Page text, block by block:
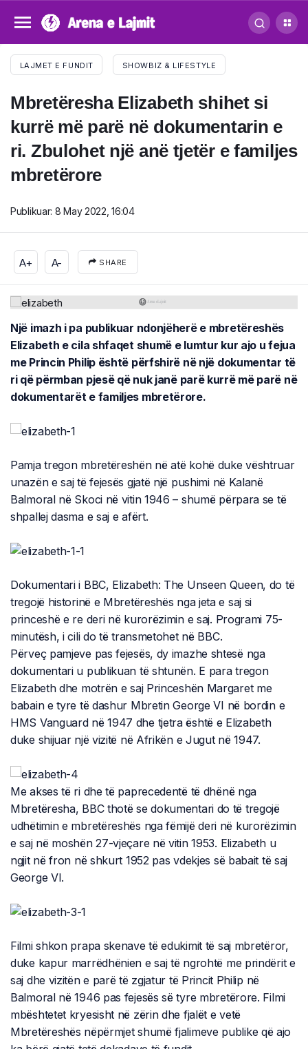
LAJMET E FUNDIT SHOWBIZ & LIFESTYLE
Mbretëresha Elizabeth shihet si
kurrë më parë në dokumentarin e
ri. Zbulohet një anë tjetër e familjes
mbretërore
Publikuar: 8 May 2022, 16:04
A+ A- SHARE
Një imazh i pa publikuar ndonjëherë e mbretëreshës
Elizabeth e cila shfaqet shumë e lumtur kur ajo u fejua
me Princin Philip është përfshirë në një dokumentar të
ri që përmban pjesë që nuk janë parë kurrë më parë në
dokumentarët e familjes mbretërore.
Pamja tregon mbretëreshën në atë kohë duke vështruar
unazën e saj të fejesës gjatë një pushimi në Kalanë
Balmoral në Skoci në vitin 1946 – shumë përpara se të
shpallej dasma e saj e afërt.
Dokumentari i BBC, Elizabeth: The Unseen Queen, do të
tregojë historinë e Mbretëreshës nga jeta e saj si
princeshë e re deri në kurorëzimin e saj. Programi 75-
minutësh, i cili do të transmetohet në BBC.
Përveç pamjeve pas fejesës, dy imazhe shtesë nga
dokumentari u publikuan të shtunën. E para tregon
Elizabeth dhe motrën e saj Princeshën Margaret me
babain e tyre të dashur Mbretin George VI në bordin e
HMS Vanguard në 1947 dhe tjetra është e Elizabeth
duke shijuar një vizitë në Afrikën e Jugut në 1947.
Me akses të ri dhe të paprecedentë të dhënë nga
Mbretëresha, BBC thotë se dokumentari do të tregojë
udhëtimin e mbretëreshës nga fëmijë deri në kurorëzimin
e saj në moshën 27-vjeçare në vitin 1953. Elizabeth u
ngjit në fron në shkurt 1952 pas vdekjes së babait të saj
George VI.
Filmi shkon prapa skenave të edukimit të saj mbretëror,
duke kapur marrëdhënien e saj të ngrohtë me prindërit e
saj dhe vizitën e parë të zgjatur të Princit Philip në
Balmoral në 1946 pas fejesës së tyre mbretërore. Filmi
mbështetet kryesisht në zërin dhe fjalët e vetë
Mbretëreshës nëpërmjet shumë fjalimeve publike që ajo